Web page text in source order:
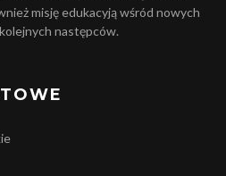
misję edukacyją wśród nowych
następców.